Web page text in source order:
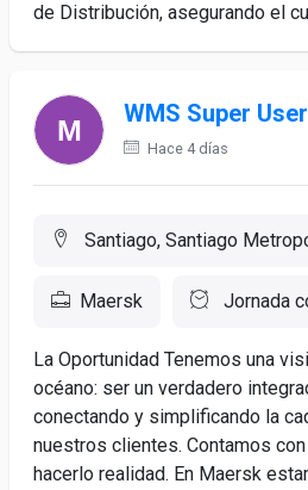
de Distribución, asegurando el
WMS Super
Hace 4 días
Santiago, Santiago
Maersk Jornada
La Oportunidad Tenemos una
océano: ser un verdadero
conectando y simplificando la
nuestros clientes. Contamos
hacerlo realidad. En Maersk